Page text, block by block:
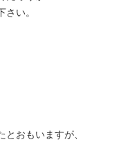
い。
おもいますが、